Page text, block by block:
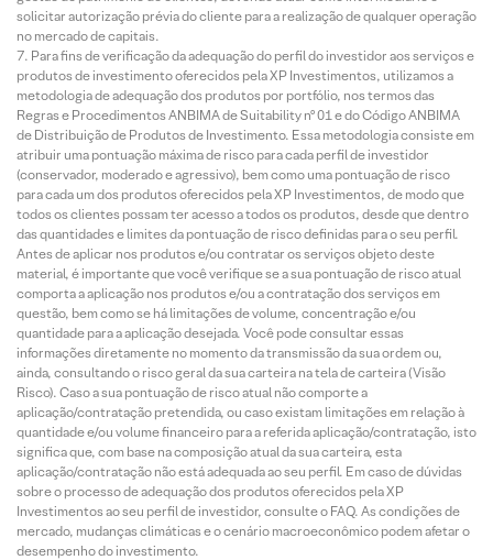
solicitar autorização prévia do cliente para a realização de qualquer operação
no mercado de capitais.
Para fins de verificação da adequação do perfil do investidor aos serviços e
produtos de investimento oferecidos pela XP Investimentos, utilizamos a
metodologia de adequação dos produtos por portfólio, nos termos das
Regras e Procedimentos ANBIMA de Suitability nº 01 e do Código ANBIMA
de Distribuição de Produtos de Investimento. Essa metodologia consiste em
atribuir uma pontuação máxima de risco para cada perfil de investidor
(conservador, moderado e agressivo), bem como uma pontuação de risco
para cada um dos produtos oferecidos pela XP Investimentos, de modo que
todos os clientes possam ter acesso a todos os produtos, desde que dentro
das quantidades e limites da pontuação de risco definidas para o seu perfil.
Antes de aplicar nos produtos e/ou contratar os serviços objeto deste
material, é importante que você verifique se a sua pontuação de risco atual
comporta a aplicação nos produtos e/ou a contratação dos serviços em
questão, bem como se há limitações de volume, concentração e/ou
quantidade para a aplicação desejada. Você pode consultar essas
informações diretamente no momento da transmissão da sua ordem ou,
ainda, consultando o risco geral da sua carteira na tela de carteira (Visão
Risco). Caso a sua pontuação de risco atual não comporte a
aplicação/contratação pretendida, ou caso existam limitações em relação à
quantidade e/ou volume financeiro para a referida aplicação/contratação, isto
significa que, com base na composição atual da sua carteira, esta
aplicação/contratação não está adequada ao seu perfil. Em caso de dúvidas
sobre o processo de adequação dos produtos oferecidos pela XP
Investimentos ao seu perfil de investidor, consulte o FAQ. As condições de
mercado, mudanças climáticas e o cenário macroeconômico podem afetar o
desempenho do investimento.